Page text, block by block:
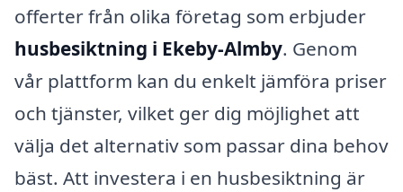
offerter från olika företag som erbjuder
husbesiktning i Ekeby-Almby. Genom
vår plattform kan du enkelt jämföra priser
och tjänster, vilket ger dig möjlighet att
välja det alternativ som passar dina behov
bäst. Att investera i en husbesiktning är